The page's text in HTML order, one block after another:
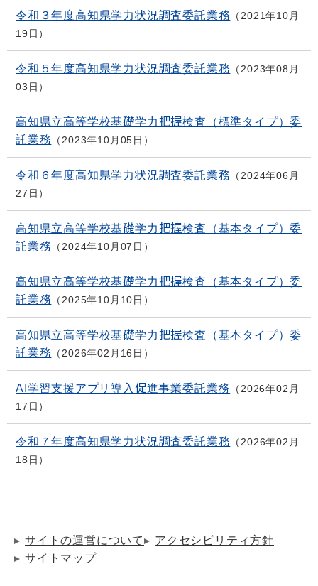
令和３年度高知県学力状況調査委託業務
2021年10月
19日
令和５年度高知県学力状況調査委託業務
2023年08月
03日
高知県立高等学校基礎学力把握検査（標準タイプ）委
託業務
2023年10月05日
令和６年度高知県学力状況調査委託業務
2024年06月
27日
高知県立高等学校基礎学力把握検査（基本タイプ）委
託業務
2024年10月07日
高知県立高等学校基礎学力把握検査（基本タイプ）委
託業務
2025年10月10日
高知県立高等学校基礎学力把握検査（基本タイプ）委
託業務
2026年02月16日
AI学習支援アプリ導入促進事業委託業務
2026年02月
17日
令和７年度高知県学力状況調査委託業務
2026年02月
18日
サイトの運営について
アクセシビリティ方針
サイトマップ